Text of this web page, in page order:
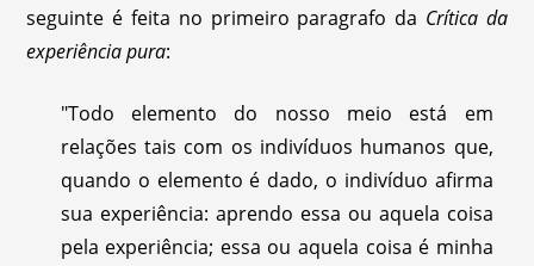
seguinte é feita no primeiro paragrafo da Crítica da
experiência pura:
"Todo elemento do nosso meio está em
relações tais com os indivíduos humanos que,
quando o elemento é dado, o indivíduo afirma
sua experiência: aprendo essa ou aquela coisa
pela experiência; essa ou aquela coisa é minha